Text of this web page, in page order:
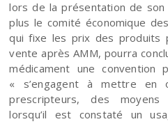
lors de la présentation de son
plus le comité économique
qui fixe les prix des produits
vente après AMM, pourra
médicament une convention
« s’engagent à mettre en
prescripteurs, des moyens
lorsqu’il est constaté un